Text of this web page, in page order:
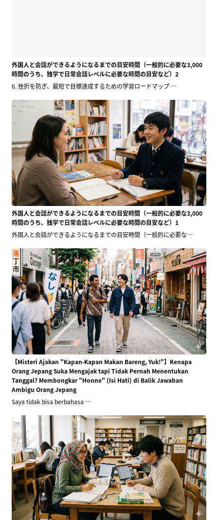
外国人と会話ができるようになるまでの目安時間（一般的に必要な3,000
時間のうち、独学で日常会話レベルに必要な時間の目安など）2
6. 挫折を防ぎ、最短で目標達成するための学習ロードマップ …
外国人と会話ができるようになるまでの目安時間（一般的に必要な3,000
時間のうち、独学で日常会話レベルに必要な時間の目安など）1
外国人と会話ができるようになるまでの目安時間（一般的に必要な…
【Misteri Ajakan "Kapan-Kapan Makan Bareng, Yuk!"】Kenapa
Orang Jepang Suka Mengajak tapi Tidak Pernah Menentukan
Tanggal? Membongkar "Honne" (Isi Hati) di Balik Jawaban
Ambigu Orang Jepang
Saya tidak bisa berbahasa …